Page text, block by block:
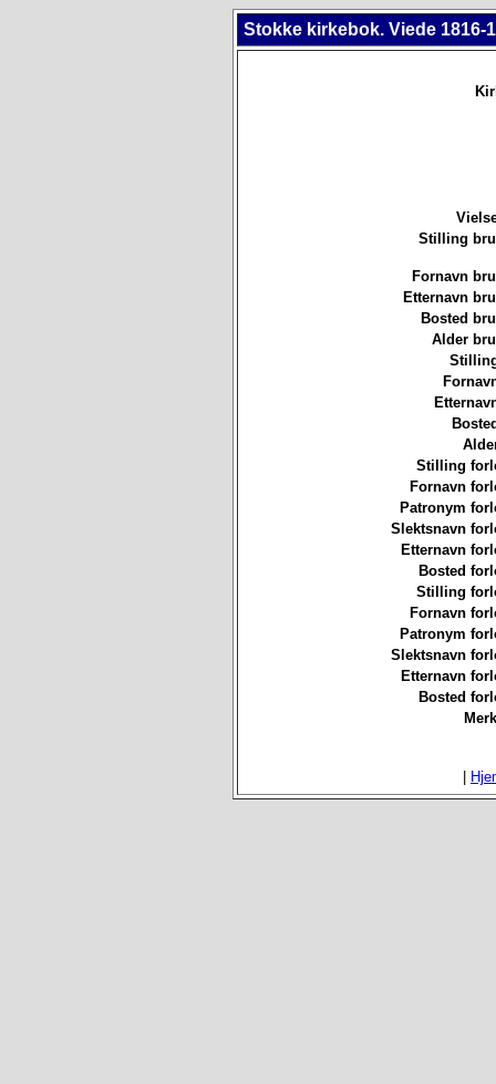
Stokke kirkebok. Viede 1816-
Stilling
Fornavn
Etternavn
Bosted
Alder
Stilling
Fornavn
Patronym
Slektsnavn
Etternavn
Bosted
Stilling
Fornavn
Patronym
Slektsnavn
Etternavn
Bosted